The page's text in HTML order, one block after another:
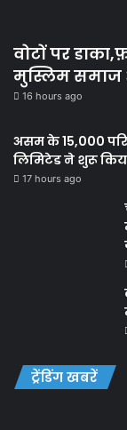
वोटों पर
मुस्लिम समाज
16 hours ago
असम के 15,000
लिमिटेड ने शुरू किया
17 hours ago
ट्रेंडिंग खबरें